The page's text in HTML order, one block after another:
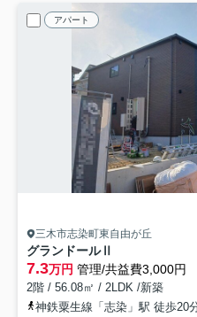
アパート
三木市志染町東自由が丘
グランドールⅡ
7.3万円 管理/共益費3,000円
2階 / 56.08㎡ / 2LDK /新築
神鉄粟生線「志染」駅 徒歩20